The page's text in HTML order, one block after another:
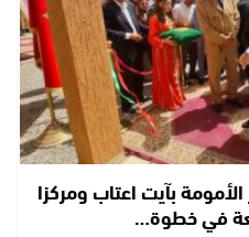
بآيت اعتاب ومركزا
في خطوة…